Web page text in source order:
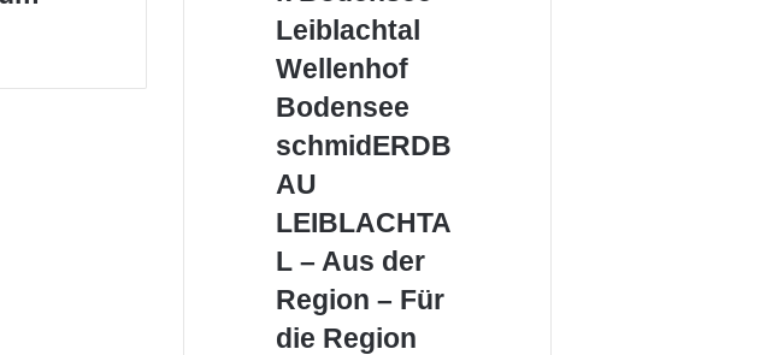
Leiblachtal
Wellenhof
Wellenhof
Bodensee
schmidERDBAU
–
Aus
Region
–
Für
die
schmidERDB
AU
LEIBLACHTA
L – Aus der
Region – Für
die Region